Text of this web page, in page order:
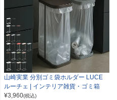
山崎実業 分別ゴミ袋ホルダー LUCE
ルーチェ | インテリア雑貨・ゴミ箱
¥3,960(税込)